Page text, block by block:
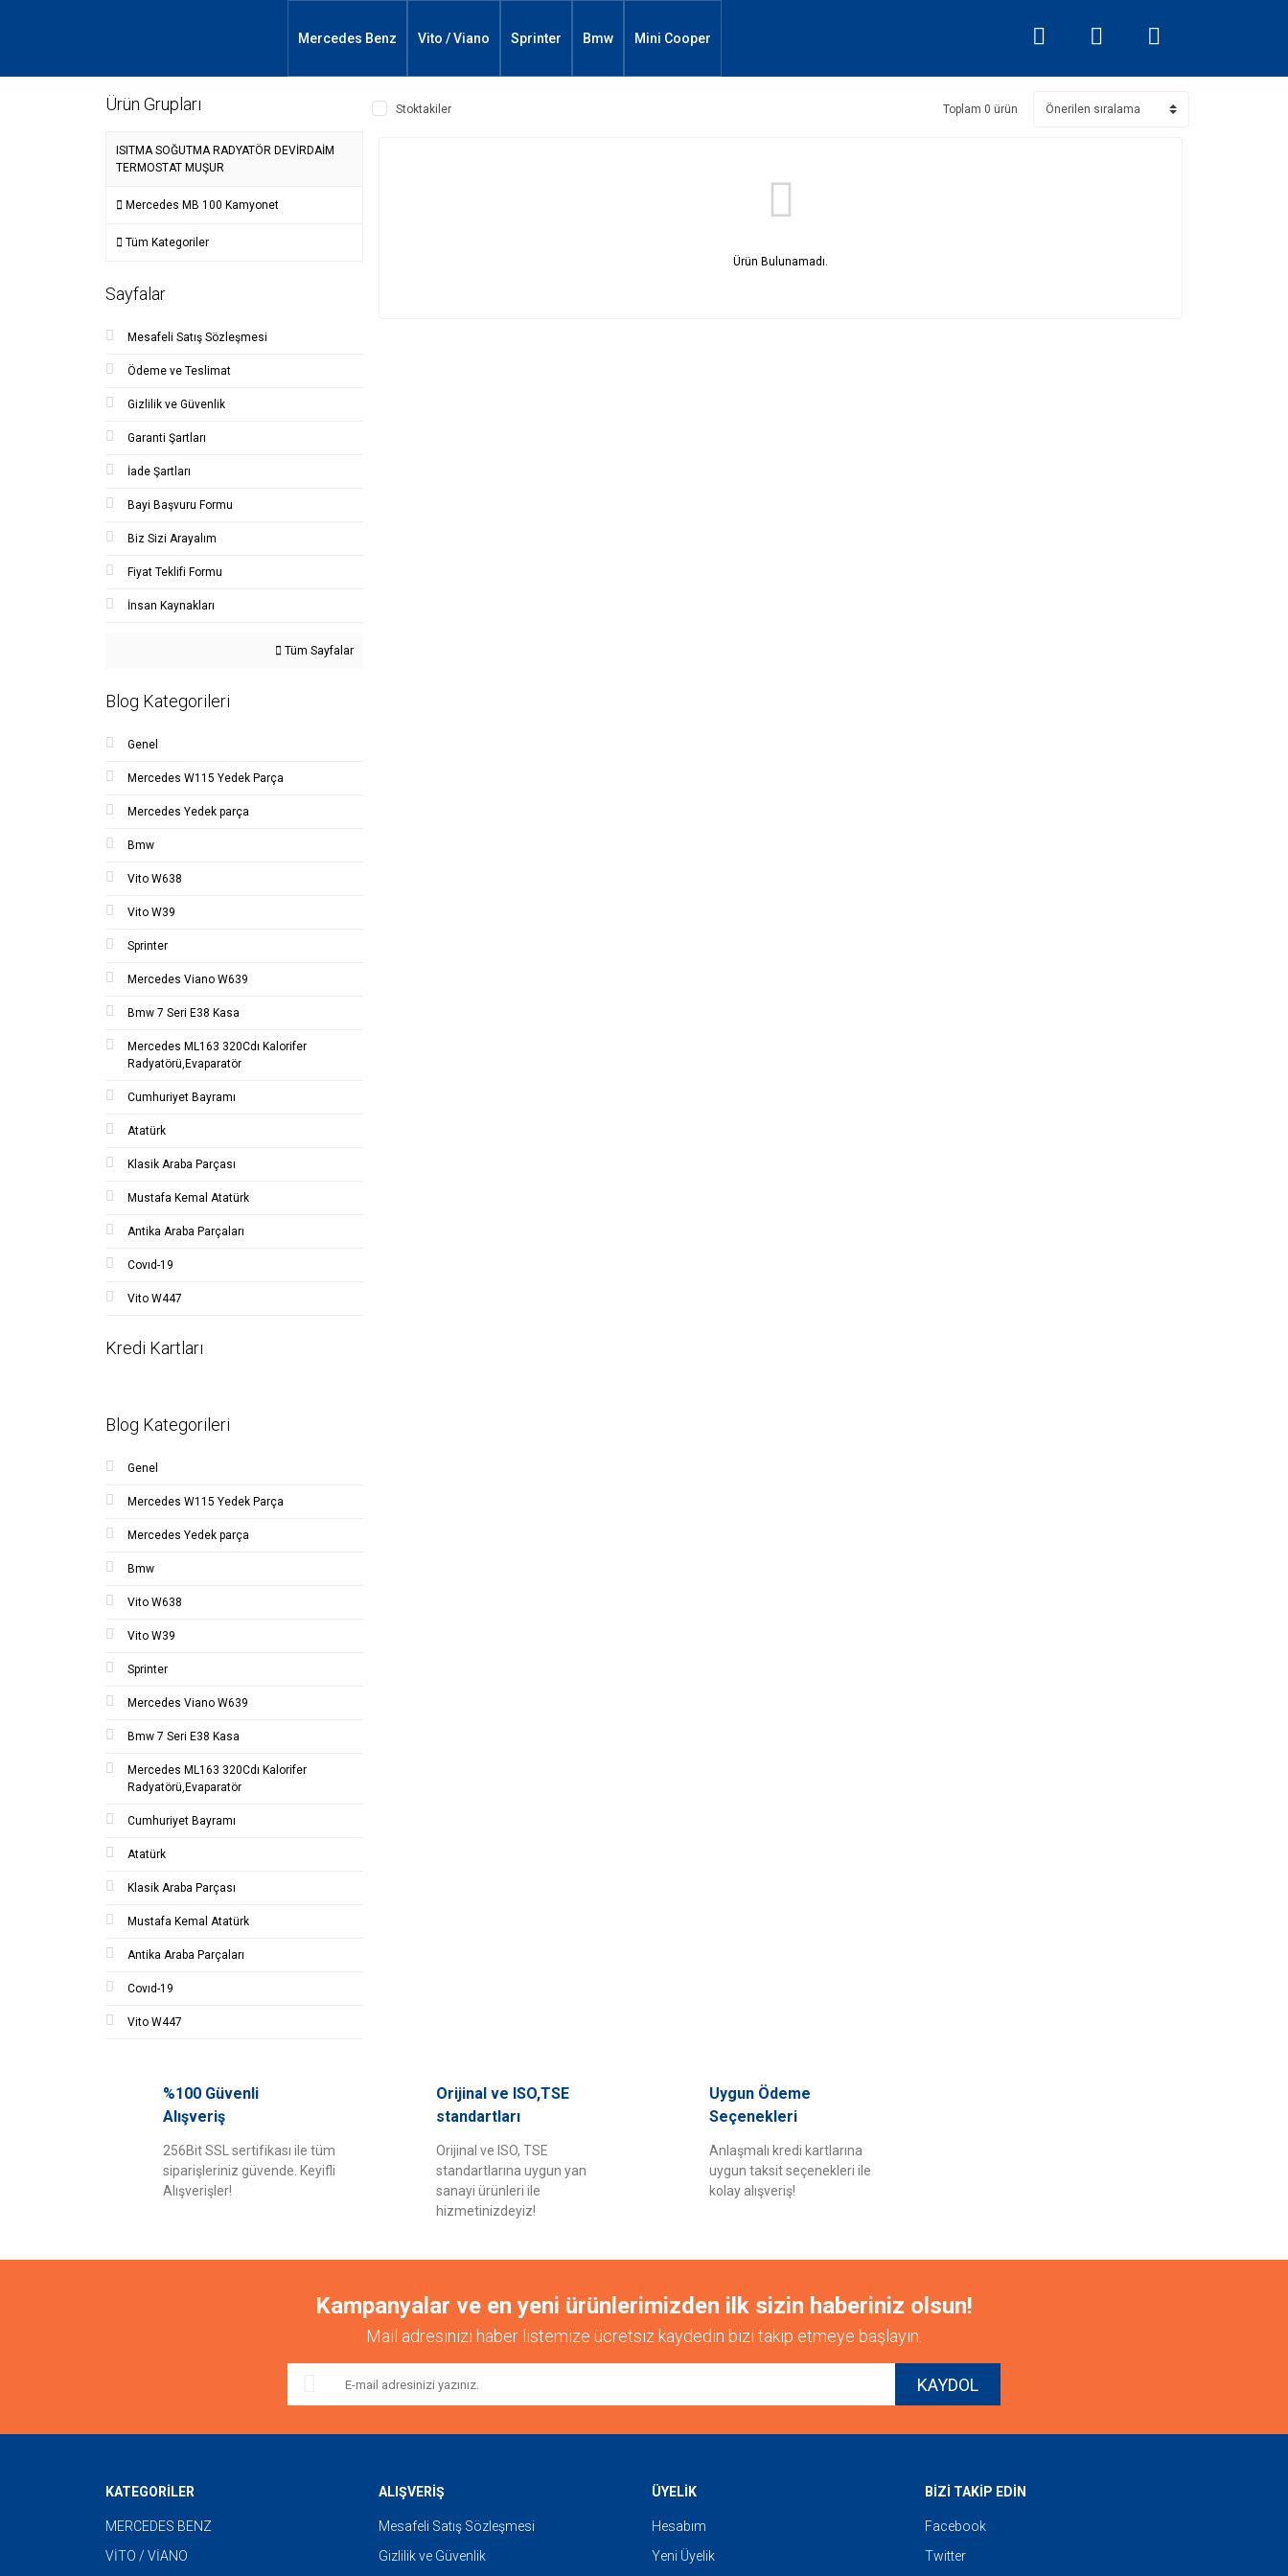
Mercedes Benz Vito / Viano Sprinter Bmw Mini Cooper
Ürün Grupları
ISITMA SOĞUTMA RADYATÖR DEVİRDAİM
TERMOSTAT MUŞUR
Mercedes MB 100 Kamyonet
Tüm Kategoriler
Sayfalar
Mesafeli Satış Sözleşmesi
Ödeme ve Teslimat
Gizlilik ve Güvenlik
Garanti Şartları
İade Şartları
Bayi Başvuru Formu
Biz Sizi Arayalım
Fiyat Teklifi Formu
İnsan Kaynakları
Tüm Sayfalar
Blog Kategorileri
Genel
Mercedes W115 Yedek Parça
Mercedes Yedek parça
Bmw
Vito W638
Vito W39
Sprinter
Mercedes Viano W639
Bmw 7 Seri E38 Kasa
Mercedes ML163 320Cdı Kalorifer
Radyatörü,Evaparatör
Cumhuriyet Bayramı
Atatürk
Klasik Araba Parçası
Mustafa Kemal Atatürk
Antika Araba Parçaları
Covıd-19
Vito W447
Kredi Kartları
Blog Kategorileri
Genel
Mercedes W115 Yedek Parça
Mercedes Yedek parça
Bmw
Vito W638
Vito W39
Sprinter
Mercedes Viano W639
Bmw 7 Seri E38 Kasa
Mercedes ML163 320Cdı Kalorifer
Radyatörü,Evaparatör
Cumhuriyet Bayramı
Atatürk
Klasik Araba Parçası
Mustafa Kemal Atatürk
Antika Araba Parçaları
Covıd-19
Vito W447
Stoktakiler Toplam 0 ürün
Ürün Bulunamadı.
%100 Güvenli
Alışveriş
256Bit SSL sertifikası ile tüm
siparişleriniz güvende. Keyifli
Alışverişler!
Orijinal ve ISO,TSE
standartları
Orijinal ve ISO, TSE
standartlarına uygun yan
sanayi ürünleri ile
hizmetinizdeyiz!
Uygun Ödeme
Seçenekleri
Anlaşmalı kredi kartlarına
uygun taksit seçenekleri ile
kolay alışveriş!
Kampanyalar ve en yeni ürünlerimizden ilk sizin haberiniz olsun!
Mail adresinizi haber listemize ücretsiz kaydedin bizi takip etmeye başlayın.
KAYDOL
KATEGORİLER
MERCEDES BENZ
VİTO / VİANO
ALIŞVERİŞ
Mesafeli Satış Sözleşmesi
Gizlilik ve Güvenlik
ÜYELİK
Hesabım
Yeni Üyelik
BİZİ TAKİP EDİN
Facebook
Twitter